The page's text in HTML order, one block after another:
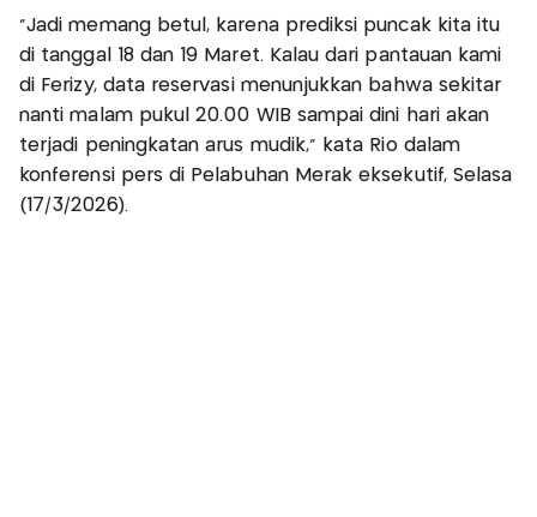
“Jadi memang betul, karena prediksi puncak kita itu
di tanggal 18 dan 19 Maret. Kalau dari pantauan kami
di Ferizy, data reservasi menunjukkan bahwa sekitar
nanti malam pukul 20.00 WIB sampai dini hari akan
terjadi peningkatan arus mudik,” kata Rio dalam
konferensi pers di Pelabuhan Merak eksekutif, Selasa
(17/3/2026).